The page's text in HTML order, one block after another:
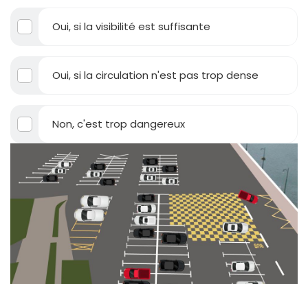
Oui, si la visibilité est suffisante
Oui, si la circulation n'est pas trop dense
Non, c'est trop dangereux